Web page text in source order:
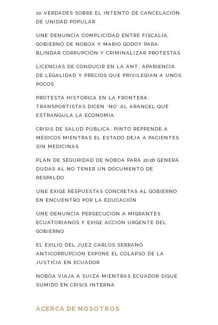
10 VERDADES SOBRE EL INTENTO DE CANCELACIÓN
DE UNIDAD POPULAR
UNE DENUNCIA COMPLICIDAD ENTRE FISCALÍA,
GOBIERNO DE NOBOA Y MARIO GODOY PARA
BLINDAR CORRUPCIÓN Y CRIMINALIZAR PROTESTAS
LICENCIAS DE CONDUCIR EN LA ANT: APARIENCIA
DE LEGALIDAD Y PRECIOS QUE PRIVILEGIAN A UNOS
POCOS
PROTESTA HISTÓRICA EN LA FRONTERA:
TRANSPORTISTAS DICEN ‘NO’ AL ARANCEL QUE
ESTRANGULA LA ECONOMÍA
CRISIS DE SALUD PÚBLICA: PINTO REPRENDE A
MÉDICOS MIENTRAS EL ESTADO DEJA A PACIENTES
SIN MEDICINAS
PLAN DE SEGURIDAD DE NOBOA PARA 2026 GENERA
DUDAS AL NO TENER UN DOCUMENTO DE
RESPALDO
UNE EXIGE RESPUESTAS CONCRETAS AL GOBIERNO
EN ENCUENTRO POR LA EDUCACIÓN
UNE DENUNCIA PERSECUCIÓN A MIGRANTES
ECUATORIANOS Y EXIGE ACCIÓN URGENTE DEL
GOBIERNO
EL EXILIO DEL JUEZ CARLOS SERRANO
ANTICORRUPCIÓN EXPONE EL COLAPSO DE LA
JUSTICIA EN ECUADOR
NOBOA VIAJA A SUIZA MIENTRAS ECUADOR SIGUE
SUMIDO EN CRISIS INTERNA
ACERCA DE NOSOTROS